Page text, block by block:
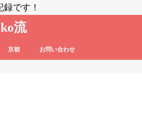
です！
流
京都 お問い合わせ